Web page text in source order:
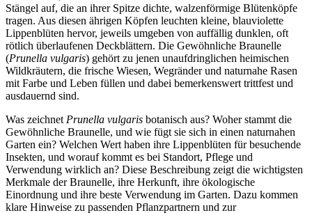
Stängel auf, die an ihrer Spitze dichte, walzenförmige Blütenköpfe
tragen. Aus diesen ährigen Köpfen leuchten kleine, blauviolette
Lippenblüten hervor, jeweils umgeben von auffällig dunklen, oft
rötlich überlaufenen Deckblättern. Die Gewöhnliche Braunelle
(Prunella vulgaris) gehört zu jenen unaufdringlichen heimischen
Wildkräutern, die frische Wiesen, Wegränder und naturnahe Rasen
mit Farbe und Leben füllen und dabei bemerkenswert trittfest und
ausdauernd sind.
Was zeichnet Prunella vulgaris botanisch aus? Woher stammt die
Gewöhnliche Braunelle, und wie fügt sie sich in einen naturnahen
Garten ein? Welchen Wert haben ihre Lippenblüten für besuchende
Insekten, und worauf kommt es bei Standort, Pflege und
Verwendung wirklich an? Diese Beschreibung zeigt die wichtigsten
Merkmale der Braunelle, ihre Herkunft, ihre ökologische
Einordnung und ihre beste Verwendung im Garten. Dazu kommen
klare Hinweise zu passenden Pflanzpartnern und zur